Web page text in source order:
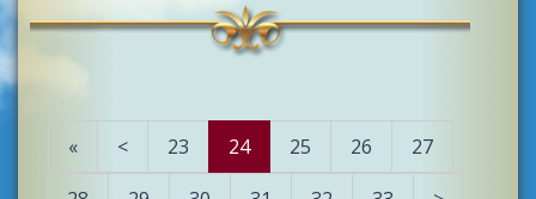
« < 23 24 25 26
27